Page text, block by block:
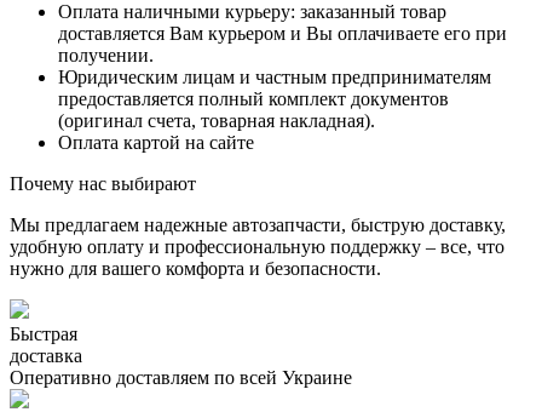
Оплата наличными курьеру: заказанный товар
доставляется Вам курьером и Вы оплачиваете его при
получении.
Юридическим лицам и частным предпринимателям
предоставляется полный комплект документов
(оригинал счета, товарная накладная).
Оплата картой на сайте
Почему нас выбирают
Мы предлагаем надежные автозапчасти, быструю доставку,
удобную оплату и профессиональную поддержку – все, что
нужно для вашего комфорта и безопасности.
Быстрая
доставка
Оперативно доставляем по всей Украине